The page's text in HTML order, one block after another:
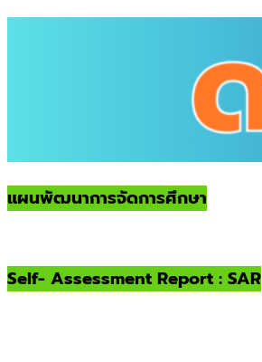
แผนพัฒนาการจัดการศึกษา
Self- Assessment Report : SAR